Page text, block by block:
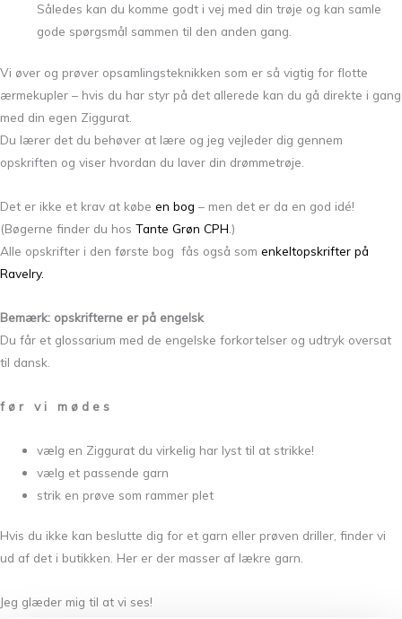
Således kan du komme godt i vej med din trøje og kan samle
gode spørgsmål sammen til den anden gang.
Vi øver og prøver opsamlingsteknikken som er så vigtig for flotte
ærmekupler – hvis du har styr på det allerede kan du gå direkte i gang
med din egen Ziggurat.
Du lærer det du behøver at lære og jeg vejleder dig gennem
opskriften og viser hvordan du laver din drømmetrøje.
Det er ikke et krav at købe en bog – men det er da en god idé!
(Bøgerne finder du hos Tante Grøn CPH .)
Alle opskrifter i den første bog fås også som enkeltopskrifter på
Ravelry.
Bemærk: opskrifterne er på engelsk
Du får et glossarium med de engelske forkortelser og udtryk oversat
til dansk.
f ø r v i m ø d e s
vælg en Ziggurat du virkelig har lyst til at strikke!
vælg et passende garn
strik en prøve som rammer plet
Hvis du ikke kan beslutte dig for et garn eller prøven driller, finder vi
ud af det i butikken. Her er der masser af lækre garn.
Jeg glæder mig til at vi ses!